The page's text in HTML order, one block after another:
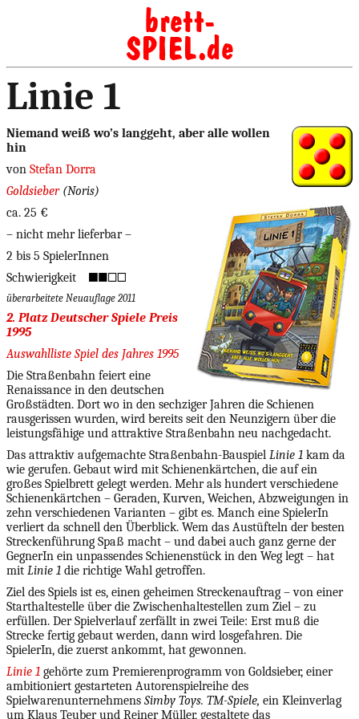
Linie 1
Niemand weiß wo’s langgeht, aber alle wollen
hin
von Stefan Dorra
Goldsieber(Noris)
ca. 25 €
– nicht mehr lieferbar –
2 bis 5 SpielerInnen
Schwierigkeit
überarbeitete Neuauflage 2011
2. Platz Deutscher Spiele Preis
1995
Auswahlliste Spiel des Jahres 1995
Die Straßenbahn feiert eine
Renaissance in den deutschen
Großstädten. Dort wo in den sechziger Jahren die Schienen
rausgerissen wurden, wird bereits seit den Neunzigern über die
leistungsfähige und attraktive Straßenbahn neu nachgedacht.
Das attraktiv aufgemachte Straßenbahn-Bauspiel Linie 1 kam da
wie gerufen. Gebaut wird mit Schienenkärtchen, die auf ein
großes Spielbrett gelegt werden. Mehr als hundert verschiedene
Schienenkärtchen – Geraden, Kurven, Weichen, Abzweigungen in
zehn verschiedenen Varianten – gibt es. Manch eine SpielerIn
verliert da schnell den Überblick. Wem das Austüfteln der besten
Streckenführung Spaß macht – und dabei auch ganz gerne der
GegnerIn ein unpassendes Schienenstück in den Weg legt – hat
mit Linie 1 die richtige Wahl getroffen.
Ziel des Spiels ist es, einen geheimen Streckenauftrag – von einer
Starthaltestelle über die Zwischenhaltestellen zum Ziel – zu
erfüllen. Der Spielverlauf zerfällt in zwei Teile: Erst muß die
Strecke fertig gebaut werden, dann wird losgefahren. Die
SpielerIn, die zuerst ankommt, hat gewonnen.
Linie 1 gehörte zum Premierenprogramm von Goldsieber, einer
ambitioniert gestarteten Autorenspielreihe des
Spielwarenunternehmens Simby Toys. TM-Spiele, ein Kleinverlag
um Klaus Teuber und Reiner Müller, gestaltete das